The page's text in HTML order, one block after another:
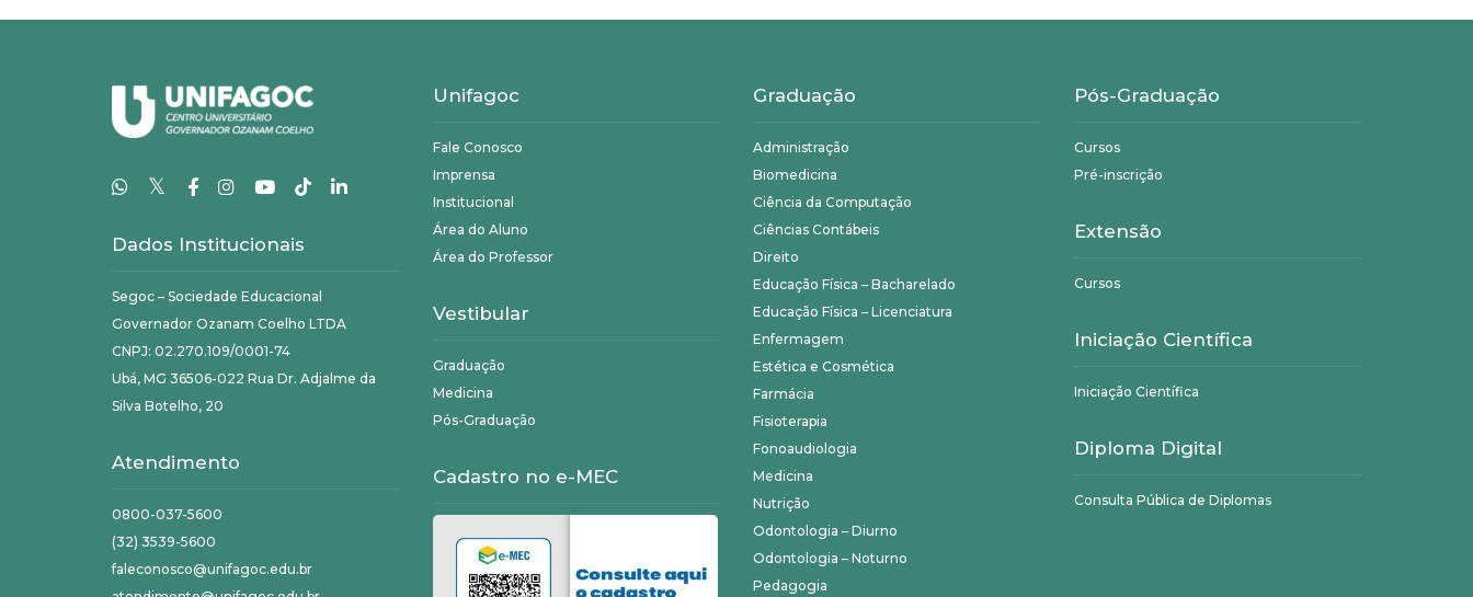
𝕏
Dados Institucionais
Segoc – Sociedade Educacional
Governador Ozanam Coelho LTDA
CNPJ: 02.270.109/0001-74
Ubá, MG 36506-022 Rua Dr. Adjalme da
Silva Botelho, 20
Atendimento
0800-037-5600
(32) 3539-5600
faleconosco@unifagoc.edu.br
Unifagoc
Fale Conosco
Imprensa
Institucional
Área do Aluno
Área do Professor
Vestibular
Graduação
Medicina
Pós-Graduação
Cadastro no e-MEC
Graduação
Administração
Biomedicina
Ciência da Computação
Ciências Contábeis
Direito
Educação Física – Bacharelado
Educação Física – Licenciatura
Enfermagem
Estética e Cosmética
Farmácia
Fisioterapia
Fonoaudiologia
Medicina
Nutrição
Odontologia – Diurno
Odontologia – Noturno
Pedagogia
Pós-Graduação
Cursos
Pré-inscrição
Extensão
Cursos
Iniciação Científica
Iniciação Científica
Diploma Digital
Consulta Pública de Diplomas